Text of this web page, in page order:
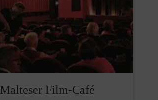
Malteser Film-Café